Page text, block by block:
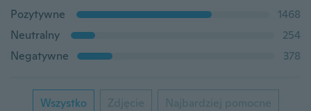
Pozytywne
1468
Neutralny
254
Negatywne
378
Wszystko Zdjęcie Najbardziej pomocne